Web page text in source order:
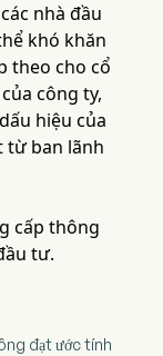
nhà đầu
khó khăn
theo cho cổ
công ty,
hiệu của
từ ban lãnh
cấp thông
tư.
đạt ước tính